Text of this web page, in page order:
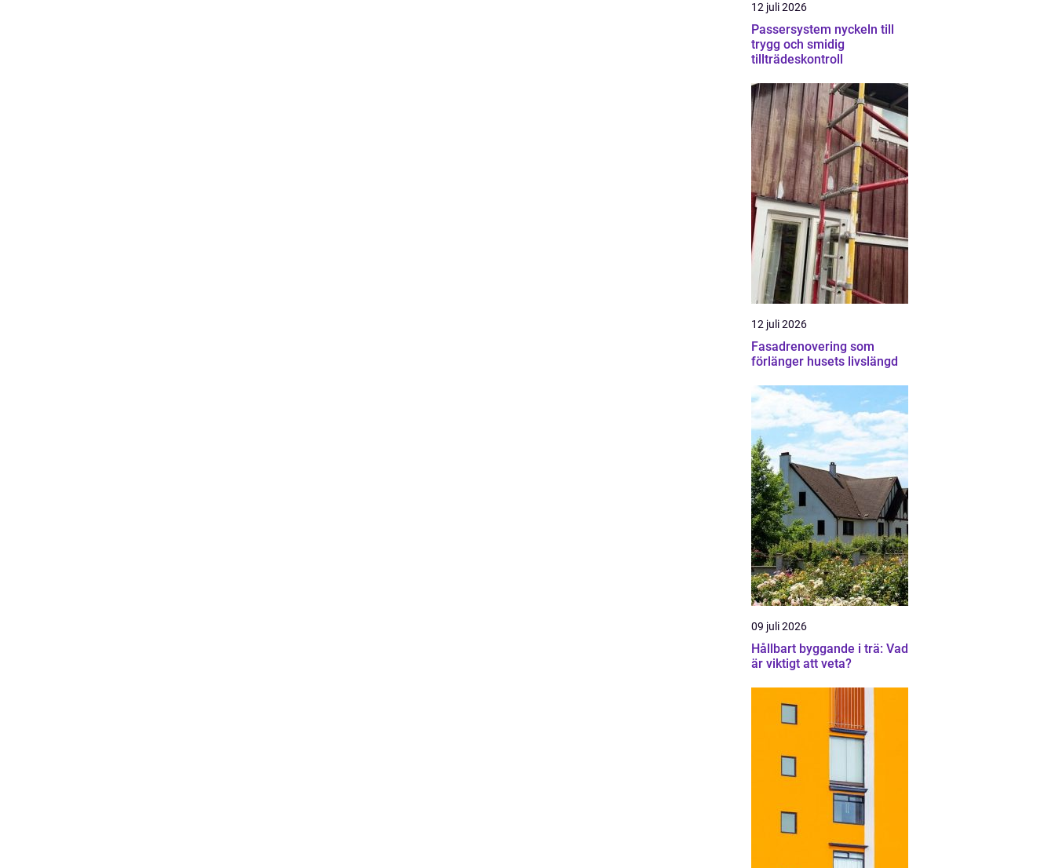
12 juli 2026
Passersystem nyckeln till
trygg och smidig
tillträdeskontroll
12 juli 2026
Fasadrenovering som
förlänger husets livslängd
09 juli 2026
Hållbart byggande i trä: Vad
är viktigt att veta?